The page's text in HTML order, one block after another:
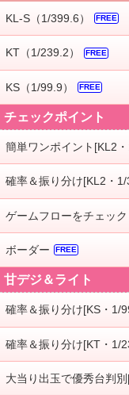
KL-S（1/399.6） FREE
KT（1/239.2） FREE
KS（1/99.9） FREE
チェックポイント
簡単ワンポイント[KL2
確率＆振り分け[KL2・
ゲームフローをチェック
ボーダー FREE
甘デジ＆ライト
確率＆振り分け[KS・1/
確率＆振り分け[KT・1/
大当り出玉で優秀台判